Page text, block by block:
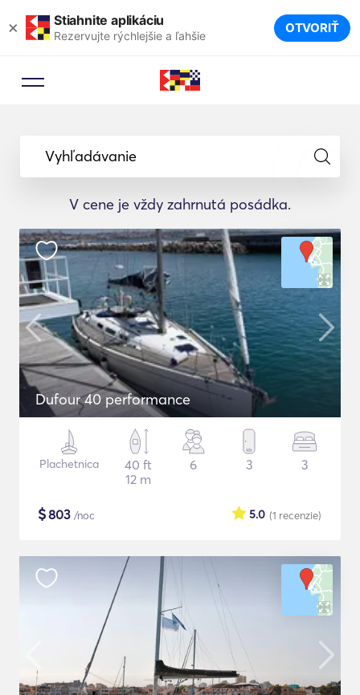
× Stiahnite aplikáciu
Rezervujte rýchlejšie a ľahšie OTVORIŤ
Vyhľadávanie
V cene je vždy zahrnutá posádka.
Dufour 40 performance
Plachetnica
40 ft
12 m
6 3 3
$803 /noc (1 recenzie)
5.0